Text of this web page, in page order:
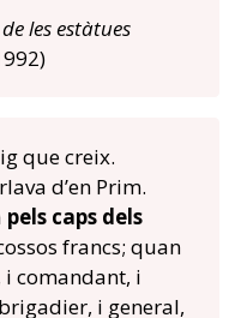
les estàtues
que creix.
d’en Prim.
pels caps dels
francs; quan
i comandant, i
i general,